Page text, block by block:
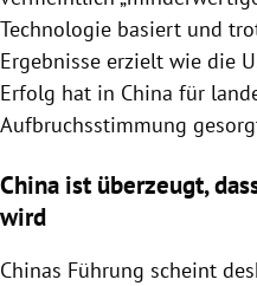
Technologie basiert und
Ergebnisse erzielt wie die
Erfolg hat in China für
Aufbruchsstimmung
China ist überzeugt,
wird
Chinas Führung scheint